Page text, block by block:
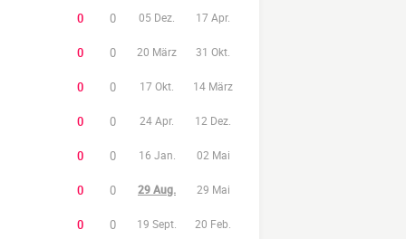
0 0 05 Dez. 17 Apr.
0 0 20 März 31 Okt.
0 0 17 Okt. 14 März
0 0 24 Apr. 12 Dez.
0 0 16 Jan. 02 Mai
0 0 29 Aug. 29 Mai
0 0 19 Sept. 20 Feb.